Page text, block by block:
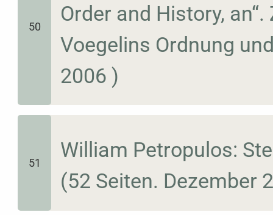
50
Order and History,
Voegelins Ordnung
2006 )
51
William Petropulos:
(52 Seiten. Dezember